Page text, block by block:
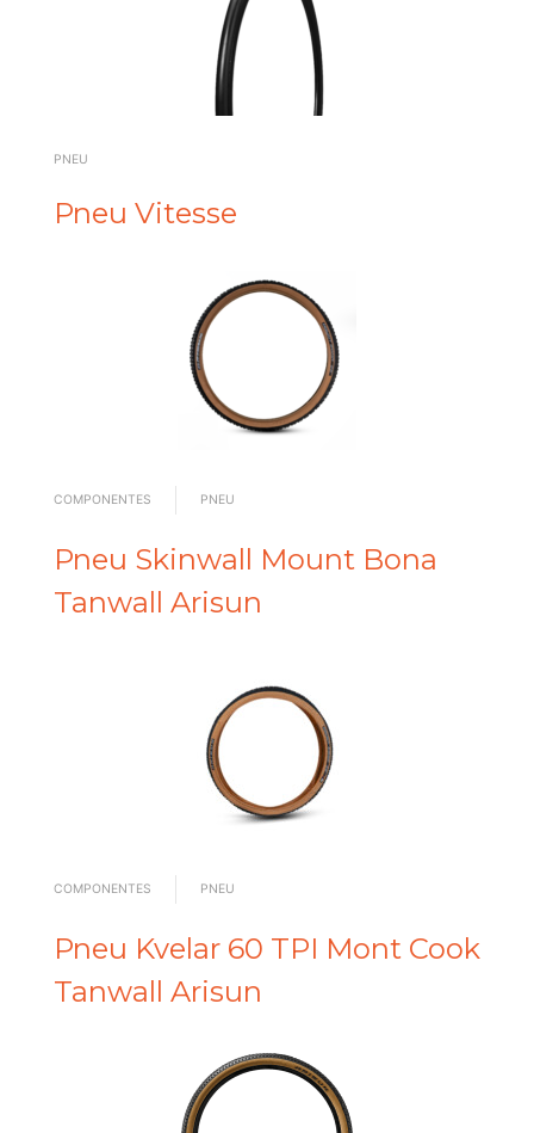
PNEU
Pneu Vitesse
COMPONENTES PNEU
Pneu Skinwall Mount Bona
Tanwall Arisun
COMPONENTES PNEU
Pneu Kvelar 60 TPI Mont Cook
Tanwall Arisun